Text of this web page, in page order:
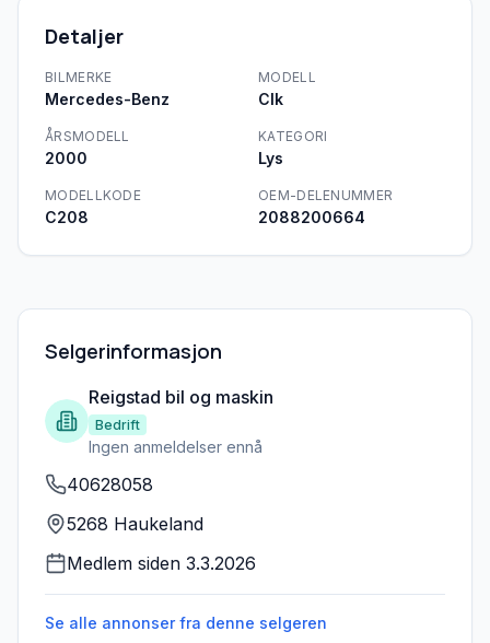
Detaljer
BILMERKE
Mercedes-Benz
MODELL
Clk
ÅRSMODELL
2000
KATEGORI
Lys
MODELLKODE
C208
OEM-DELENUMMER
2088200664
Selgerinformasjon
Reigstad bil og maskin
Bedrift
Ingen anmeldelser ennå
40628058
5268 Haukeland
Medlem siden 3.3.2026
Se alle annonser fra denne selgeren